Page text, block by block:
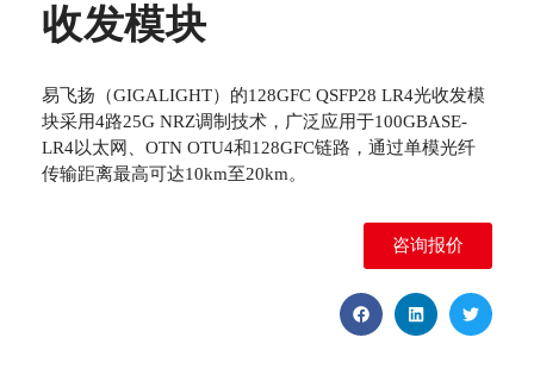
收发模块
易飞扬（GIGALIGHT）的128GFC QSFP28 LR4光收发模
块采用4路25G NRZ调制技术，广泛应用于100GBASE-
LR4以太网、OTN OTU4和128GFC链路，通过单模光纤
传输距离最高可达10km至20km。
咨询报价